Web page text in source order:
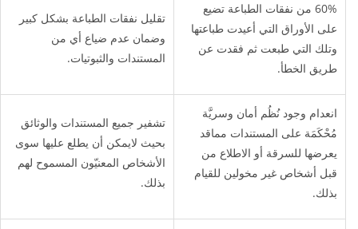
60% من نفقات الطباعة تضيع
على الأوراق التي أعيدت طباعتها
وتلك التي طبعت ثم فقدت عن
طريق الخطأ.
تقليل نفقات الطباعة بشكل كبير
وضمان عدم ضياع أي من
المستندات والثبوتيات.
انعدام وجود نُظُم أمان وسريَّة
مُحْكَمَة على المستندات مماقد
يعرضها للسرقة أو الاطلاع من
قبل أشخاص غير مخولين للقيام
بذلك.
تشفير جميع المستندات والوثائق
بحيث لايمكن أن يطلع عليها سوى
الأشخاص المعنيّون المسموح لهم
بذلك.